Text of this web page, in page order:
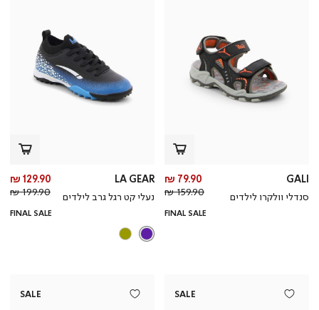
GALI
סנדלי וולקרו לילדים
מחיר
מוצר
79.90 ₪
מחיר
רגיל
159.90 ₪
FINAL SALE
LA GEAR
נעלי קט רגל גרב לילדים
129.90 ₪
199.90 ₪
FINAL SALE
SALE
SALE